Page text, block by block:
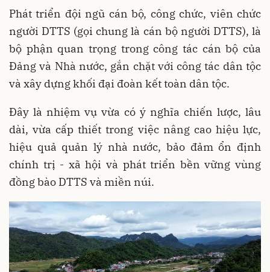
Phát triển đội ngũ cán bộ, công chức, viên chức
người DTTS (gọi chung là cán bộ người DTTS), là
bộ phận quan trọng trong công tác cán bộ của
Đảng và Nhà nước, gắn chặt với công tác dân tộc
và xây dựng khối đại đoàn kết toàn dân tộc.
Đây là nhiệm vụ vừa có ý nghĩa chiến lược, lâu
dài, vừa cấp thiết trong việc nâng cao hiệu lực,
hiệu quả quản lý nhà nước, bảo đảm ổn định
chính trị - xã hội và phát triển bền vững vùng
đồng bào DTTS và miền núi.